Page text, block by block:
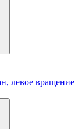
левое вращение